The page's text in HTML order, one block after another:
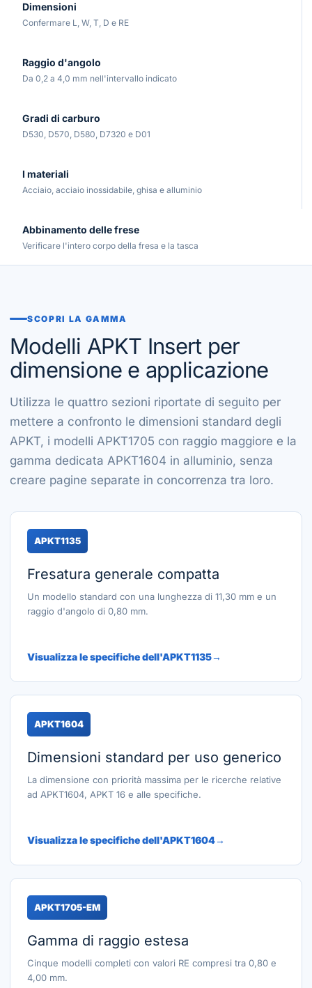
Dimensioni
Confermare L, W, T, D e RE
Raggio d'angolo
Da 0,2 a 4,0 mm nell'intervallo indicato
Gradi di carburo
D530, D570, D580, D7320 e D01
I materiali
Acciaio, acciaio inossidabile, ghisa e alluminio
Abbinamento delle frese
Verificare l'intero corpo della fresa e la tasca
SCOPRI LA GAMMA
Modelli APKT Insert per
dimensione e applicazione
Utilizza le quattro sezioni riportate di seguito per
mettere a confronto le dimensioni standard degli
APKT, i modelli APKT1705 con raggio maggiore e la
gamma dedicata APKT1604 in alluminio, senza
creare pagine separate in concorrenza tra loro.
APKT1135
Fresatura generale compatta
Un modello standard con una lunghezza di 11,30 mm e un
raggio d'angolo di 0,80 mm.
Visualizza le specifiche dell'APKT1135
APKT1604
Dimensioni standard per uso generico
La dimensione con priorità massima per le ricerche relative
ad APKT1604, APKT 16 e alle specifiche.
Visualizza le specifiche dell'APKT1604
APKT1705-EM
Gamma di raggio estesa
Cinque modelli completi con valori RE compresi tra 0,80 e
4,00 mm.